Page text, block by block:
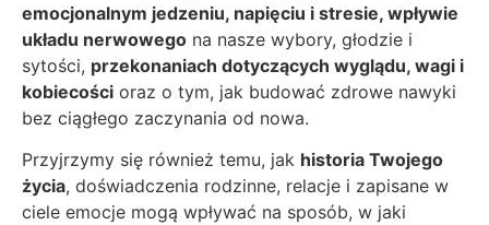
emocjonalnym jedzeniu, napięciu i stresie, wpływie
układu nerwowego na nasze wybory, głodzie i
sytości, przekonaniach dotyczących wyglądu, wagi i
kobiecości oraz o tym, jak budować zdrowe nawyki
bez ciągłego zaczynania od nowa.
Przyjrzymy się również temu, jak historia Twojego
życia, doświadczenia rodzinne, relacje i zapisane w
ciele emocje mogą wpływać na sposób, w jaki